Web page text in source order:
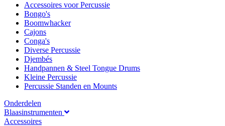
Accessoires voor Percussie
Bongo's
Boomwhacker
Cajons
Conga's
Diverse Percussie
Djembés
Handpannen & Steel Tongue Drums
Kleine Percussie
Percussie Standen en Mounts
Onderdelen
Blaasinstrumenten
Accessoires